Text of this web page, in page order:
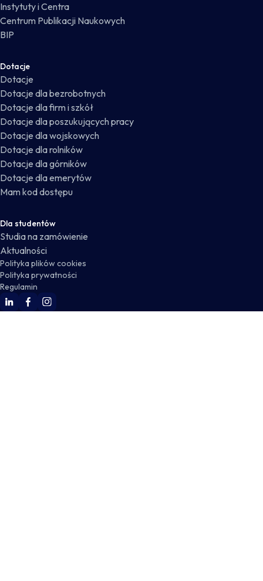
Instytuty i Centra
Centrum Publikacji Naukowych
BIP
Dotacje
Dotacje
Dotacje dla bezrobotnych
Dotacje dla firm i szkół
Dotacje dla poszukujących pracy
Dotacje dla wojskowych
Dotacje dla rolników
Dotacje dla górników
Dotacje dla emerytów
Mam kod dostępu
Dla studentów
Studia na zamówienie
Aktualności
Polityka plików cookies
Polityka prywatności
Regulamin
WSKZ Linkedin
WSKZ Facebook
WSKZ Instagram